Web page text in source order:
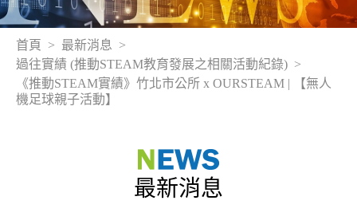
首頁
最新消息
過往實績 (推動STEAM教育發展之相關活動紀錄)
《推動STEAM實績》竹北市公所 x OURSTEAM | 【無人
機足球親子活動】
最新消息